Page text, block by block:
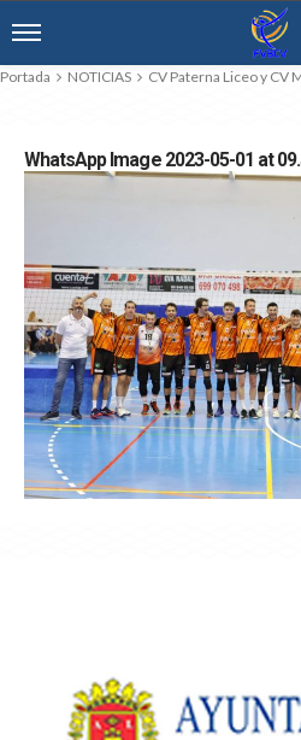
Portada NOTICIAS CV Paterna Liceo y CV
WhatsApp Image 2023-05-01 at